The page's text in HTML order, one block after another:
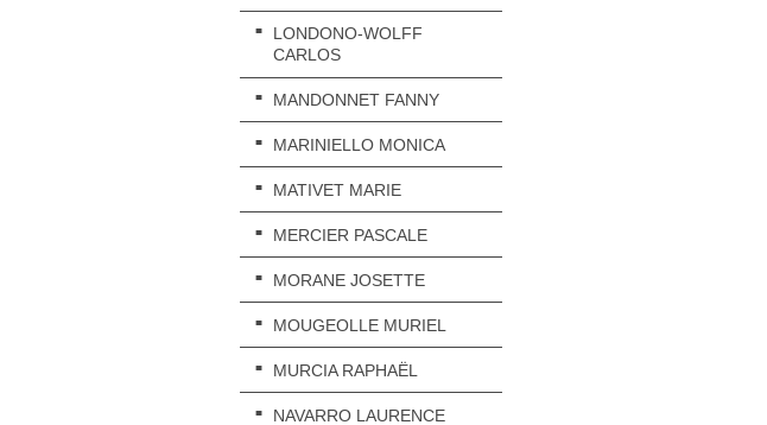
LONDONO-WOLFF
CARLOS
MANDONNET FANNY
MARINIELLO MONICA
MATIVET MARIE
MERCIER PASCALE
MORANE JOSETTE
MOUGEOLLE MURIEL
MURCIA RAPHAËL
NAVARRO LAURENCE